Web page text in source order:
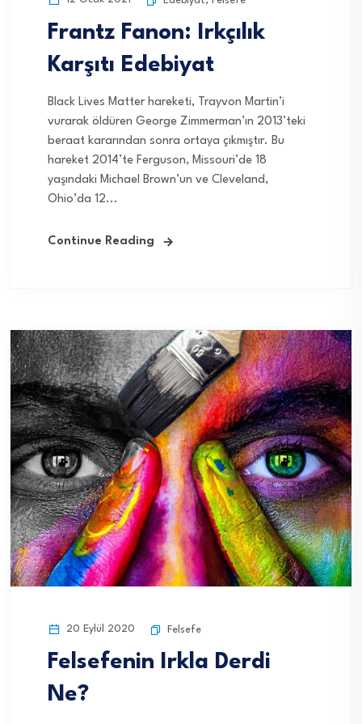
Frantz Fanon: Irkçılık
Karşıtı Edebiyat
Black Lives Matter hareketi, Trayvon Martin’i
vurarak öldüren George Zimmerman’ın 2013’teki
beraat kararından sonra ortaya çıkmıştır. Bu
hareket 2014’te Ferguson, Missouri’de 18
yaşındaki Michael Brown’un ve Cleveland,
Ohio’da 12...
Continue Reading
20 Eylül 2020 Felsefe
Felsefenin Irkla Derdi
Ne?